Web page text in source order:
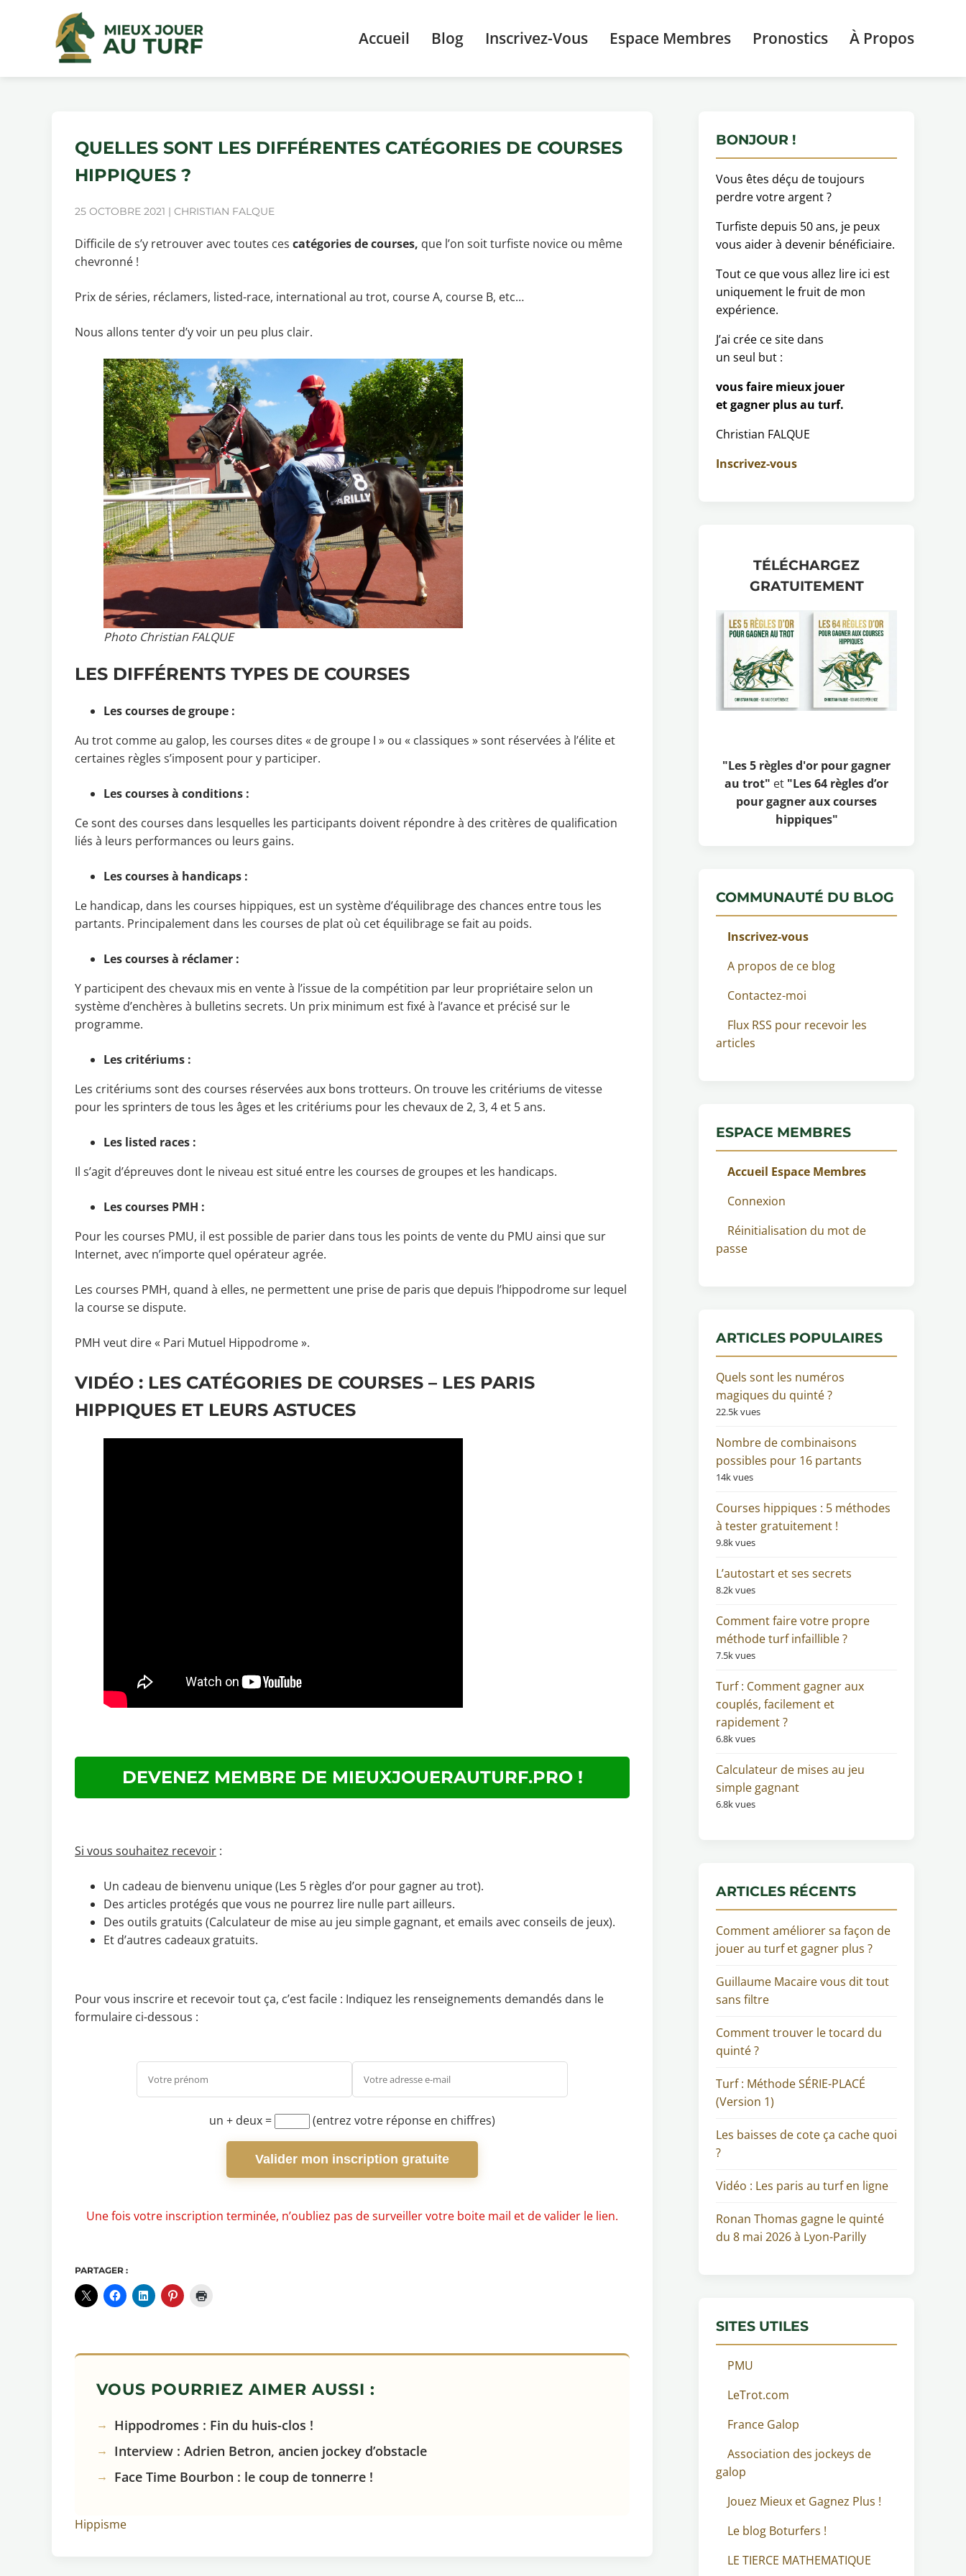
Accueil Blog Inscrivez-Vous Espace Membres Pronostics À Propos
QUELLES SONT LES DIFFÉRENTES CATÉGORIES DE COURSES
HIPPIQUES ?
25 OCTOBRE 2021 | CHRISTIAN FALQUE
Difficile de s’y retrouver avec toutes ces catégories de courses, que l’on soit turfiste novice ou même
chevronné !
Prix de séries, réclamers, listed-race, international au trot, course A, course B, etc…
Nous allons tenter d’y voir un peu plus clair.
Photo Christian FALQUE
LES DIFFÉRENTS TYPES DE COURSES
Les courses de groupe :
Au trot comme au galop, les courses dites « de groupe I » ou « classiques » sont réservées à l’élite et
certaines règles s’imposent pour y participer.
Les courses à conditions :
Ce sont des courses dans lesquelles les participants doivent répondre à des critères de qualification
liés à leurs performances ou leurs gains.
Les courses à handicaps :
Le handicap, dans les courses hippiques, est un système d’équilibrage des chances entre tous les
partants. Principalement dans les courses de plat où cet équilibrage se fait au poids.
Les courses à réclamer :
Y participent des chevaux mis en vente à l’issue de la compétition par leur propriétaire selon un
système d’enchères à bulletins secrets. Un prix minimum est fixé à l’avance et précisé sur le
programme.
Les critériums :
Les critériums sont des courses réservées aux bons trotteurs. On trouve les critériums de vitesse
pour les sprinters de tous les âges et les critériums pour les chevaux de 2, 3, 4 et 5 ans.
Les listed races :
Il s’agit d’épreuves dont le niveau est situé entre les courses de groupes et les handicaps.
Les courses PMH :
Pour les courses PMU, il est possible de parier dans tous les points de vente du PMU ainsi que sur
Internet, avec n’importe quel opérateur agrée.
Les courses PMH, quand à elles, ne permettent une prise de paris que depuis l’hippodrome sur lequel
la course se dispute.
PMH veut dire « Pari Mutuel Hippodrome ».
VIDÉO : LES CATÉGORIES DE COURSES – LES PARIS
HIPPIQUES ET LEURS ASTUCES
DEVENEZ MEMBRE DE MIEUXJOUERAUTURF.PRO !
Si vous souhaitez recevoir :
Un cadeau de bienvenu unique (Les 5 règles d’or pour gagner au trot).
Des articles protégés que vous ne pourrez lire nulle part ailleurs.
Des outils gratuits (Calculateur de mise au jeu simple gagnant, et emails avec conseils de jeux).
Et d’autres cadeaux gratuits.
Pour vous inscrire et recevoir tout ça, c’est facile : Indiquez les renseignements demandés dans le
formulaire ci-dessous :
un + deux = (entrez votre réponse en chiffres)
Valider mon inscription gratuite
Une fois votre inscription terminée, n’oubliez pas de surveiller votre boite mail et de valider le lien.
PARTAGER :
VOUS POURRIEZ AIMER AUSSI :
Hippodromes : Fin du huis-clos !
Interview : Adrien Betron, ancien jockey d’obstacle
Face Time Bourbon : le coup de tonnerre !
Hippisme
BONJOUR !
Vous êtes déçu de toujours
perdre votre argent ?
Turfiste depuis 50 ans, je peux
vous aider à devenir bénéficiaire.
Tout ce que vous allez lire ici est
uniquement le fruit de mon
expérience.
J’ai crée ce site dans
un seul but :
vous faire mieux jouer
et gagner plus au turf.
Christian FALQUE
Inscrivez-vous
TÉLÉCHARGEZ
GRATUITEMENT
"Les 5 règles d'or pour gagner
au trot" et "Les 64 règles d’or
pour gagner aux courses
hippiques"
COMMUNAUTÉ DU BLOG
Inscrivez-vous
A propos de ce blog
Contactez-moi
Flux RSS pour recevoir les
articles
ESPACE MEMBRES
Accueil Espace Membres
Connexion
Réinitialisation du mot de
passe
ARTICLES POPULAIRES
Quels sont les numéros
magiques du quinté ?
22.5k vues
Nombre de combinaisons
possibles pour 16 partants
14k vues
Courses hippiques : 5 méthodes
à tester gratuitement !
9.8k vues
L’autostart et ses secrets
8.2k vues
Comment faire votre propre
méthode turf infaillible ?
7.5k vues
Turf : Comment gagner aux
couplés, facilement et
rapidement ?
6.8k vues
Calculateur de mises au jeu
simple gagnant
6.8k vues
ARTICLES RÉCENTS
Comment améliorer sa façon de
jouer au turf et gagner plus ?
Guillaume Macaire vous dit tout
sans filtre
Comment trouver le tocard du
quinté ?
Turf : Méthode SÉRIE-PLACÉ
(Version 1)
Les baisses de cote ça cache quoi
?
Vidéo : Les paris au turf en ligne
Ronan Thomas gagne le quinté
du 8 mai 2026 à Lyon-Parilly
SITES UTILES
PMU
LeTrot.com
France Galop
Association des jockeys de
galop
Jouez Mieux et Gagnez Plus !
Le blog Boturfers !
LE TIERCE MATHEMATIQUE